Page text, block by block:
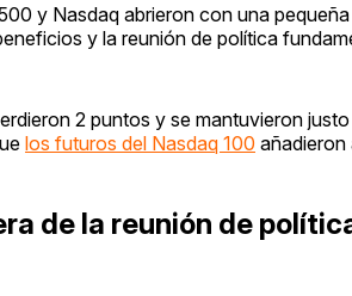
y Nasdaq abrieron con una
y la reunión de política
2 puntos y se mantuvieron
los futuros del Nasdaq 100 añadieron
de la reunión de